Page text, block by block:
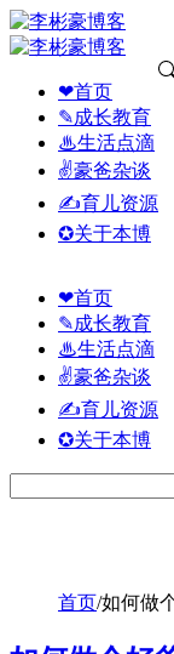
❤首页
✎成长教育
♨生活点滴
✌豪爸杂谈
✍育儿资源
✪关于本博
❤首页
✎成长教育
♨生活点滴
✌豪爸杂谈
✍育儿资源
✪关于本博
首页/如何做